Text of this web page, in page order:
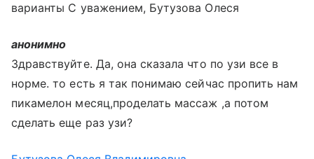
варианты С уважением, Бутузова Олеся
анонимно
Здравствуйте. Да, она сказала что по узи все в
норме. то есть я так понимаю сейчас пропить нам
пикамелон месяц,проделать массаж ,а потом
сделать еще раз узи?